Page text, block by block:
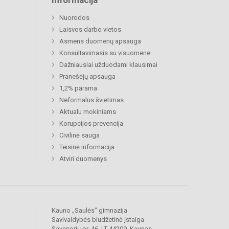
Nuorodos
Laisvos darbo vietos
Asmens duomenų apsauga
Konsultavimasis su visuomene
Dažniausiai užduodami klausimai
Pranešėjų apsauga
1,2% parama
Neformalus švietimas
Aktualu mokiniams
Korupcijos prevencija
Civilinė sauga
Teisinė informacija
Atviri duomenys
Kauno „Saulės“ gimnazija
Savivaldybės biudžetinė įstaiga